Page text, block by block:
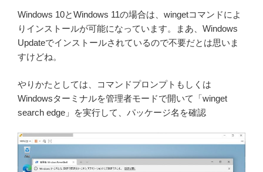
Windows 10とWindows 11の場合は、wingetコマンドによ
りインストールが可能になっています。まあ、Windows
Updateでインストールされているので不要だとは思いま
すけどね。
やりかたとしては、コマンドプロンプトもしくは
Windowsターミナルを管理者モードで開いて「winget
search edge」を実行して、パッケージ名を確認